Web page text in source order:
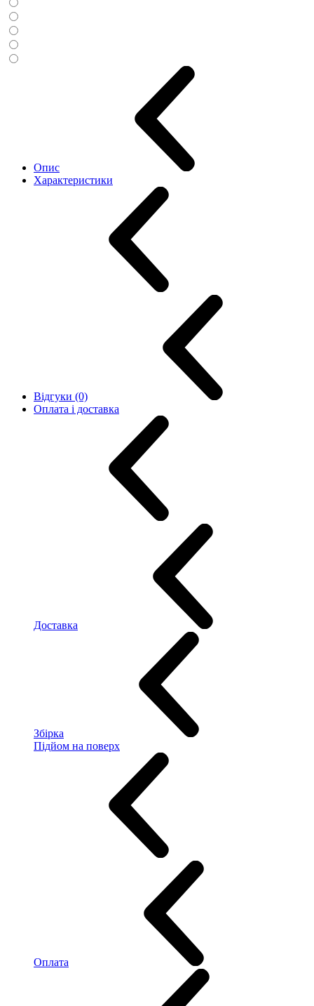
Опис
Характеристики
Відгуки (0)
Оплата і доставка
Доставка
Збірка
Підйом на поверх
Оплата